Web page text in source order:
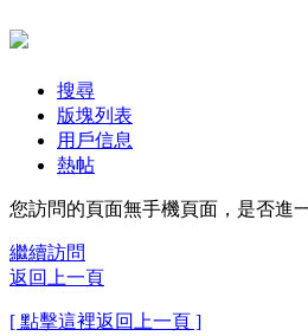
搜尋
版塊列表
用戶信息
熱帖
您訪問的頁面無手機頁面，是否進
繼續訪問
返回上一頁
[ 點擊這裡返回上一頁 ]